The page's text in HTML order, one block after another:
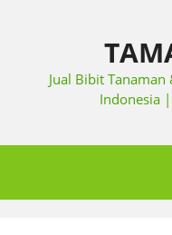
Jual Bibit
Indonesia